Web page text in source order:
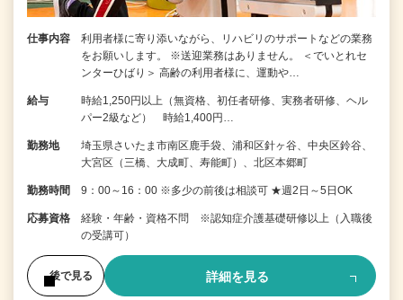
仕事内容
利用者様に寄り添いながら、リハビリのサポートなどの業務
をお願いします。 ※送迎業務はありません。 ＜でいとれセ
ンターひばり＞ 高齢の利用者様に、運動や…
給与
時給1,250円以上（無資格、初任者研修、実務者研修、ヘル
パー2級など） 時給1,400円…
勤務地
埼玉県さいたま市南区鹿手袋、浦和区針ヶ谷、中央区鈴谷、
大宮区（三橋、大成町、寿能町）、北区本郷町
勤務時間 9：00～16：00 ※多少の前後は相談可 ★週2日～5日OK
応募資格
経験・年齢・資格不問 ※認知症介護基礎研修以上（入職後
の受講可）
後で見る 詳細を見る